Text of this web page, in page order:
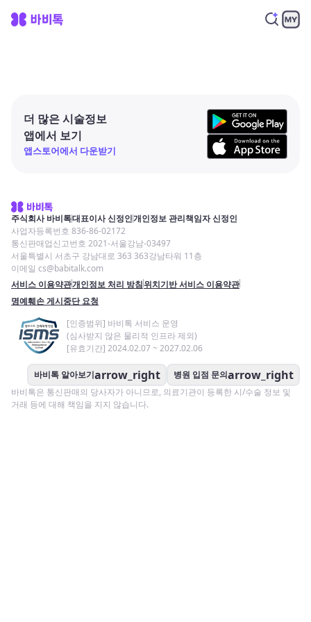
더 많은 시술정보
앱에서 보기
앱스토어에서 다운받기
주식회사 바비톡대표이사 신정인개인정보 관리책임자 신정인
사업자등록번호 836-86-02172
통신판매업신고번호 2021-서울강남-03497
서울특별시 서초구 강남대로 363 363강남타워 11층
이메일 cs@babitalk.com
서비스 이용약관개인정보 처리 방침위치기반 서비스 이용약관
명예훼손 게시중단 요청
[인증범위] 바비톡 서비스 운영
(심사받지 않은 물리적 인프라 제외)
[유효기간] 2024.02.07 ~ 2027.02.06
바비톡 알아보기arrow_right 병원 입점 문의arrow_right
바비톡은 통신판매의 당사자가 아니므로, 의료기관이 등록한 시/수술 정보 및
거래 등에 대해 책임을 지지 않습니다.